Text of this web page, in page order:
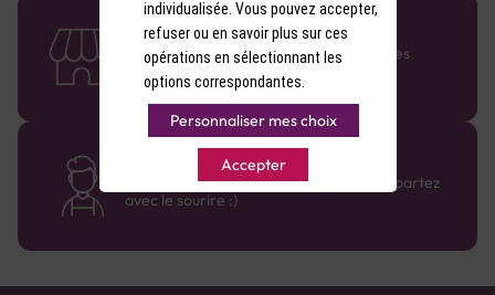
58 caves en France
Retrouvez le réseau Comptoir des Vignes
partout en France !
Des cavistes à votre écoute
Bénéficiez de conseils sur-mesure et repartez
avec le sourire :)
individualisée. Vous pouvez accepter,
refuser ou en savoir plus sur ces
opérations en sélectionnant les
options correspondantes.
Personnaliser mes choix
Accepter